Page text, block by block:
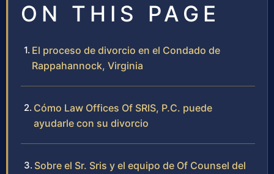
ON THIS PAGE
El proceso de divorcio en el Condado de
Rappahannock, Virginia
Cómo Law Offices Of SRIS, P.C. puede
ayudarle con su divorcio
Sobre el Sr. Sris y el equipo de Of Counsel del